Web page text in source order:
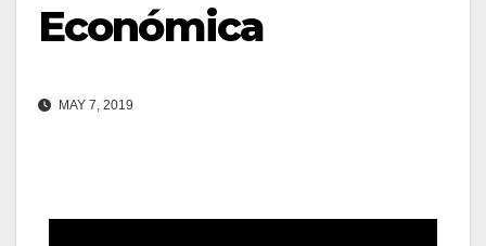
Económica
MAY 7, 2019